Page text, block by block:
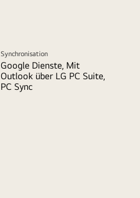
Synchronisation
Google Dienste, Mit
Outlook über LG PC Suite,
PC Sync